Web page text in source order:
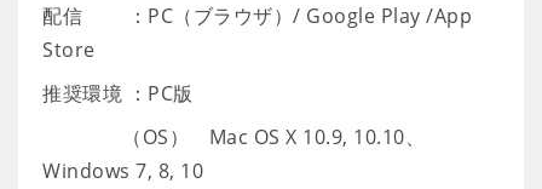
配信 ：PC（ブラウザ）/ Google Play /App
Store
推奨環境 ：PC版
（OS） Mac OS X 10.9, 10.10、
Windows 7, 8, 10